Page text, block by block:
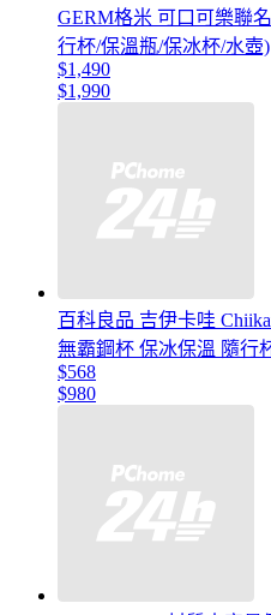
GERM格米 可口可樂聯
行杯/保溫瓶/保冰杯/水壺)
$1,490
$1,990
百科良品 吉伊卡哇
無霸鋼杯 保冰保溫 隨行
$568
$980